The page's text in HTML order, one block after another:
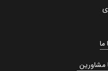
مشاورین